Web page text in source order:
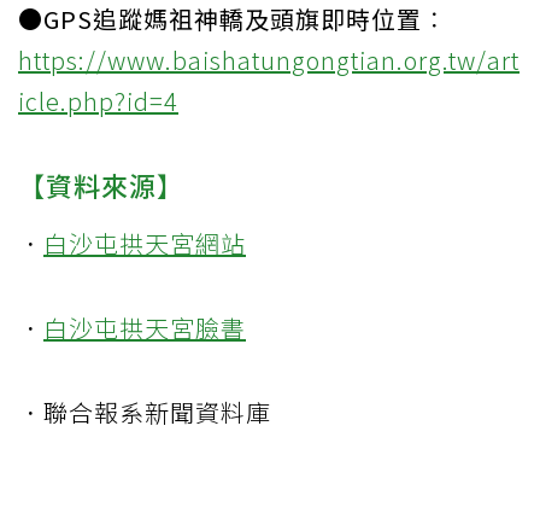
●GPS追蹤媽祖神轎及頭旗即時位置 ：
https://www.baishatungongtian.org.tw/art
icle.php?id=4
【資料來源】
． 白沙屯拱天宮網站
． 白沙屯拱天宮臉書
．聯合報系新聞資料庫